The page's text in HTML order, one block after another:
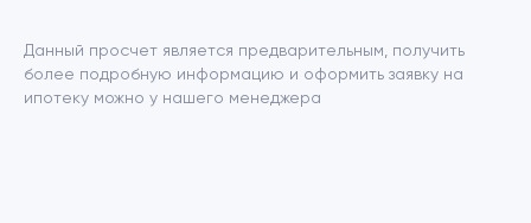
Данный просчет является предварительным, получить
более подробную информацию и оформить заявку на
ипотеку можно у нашего менеджера